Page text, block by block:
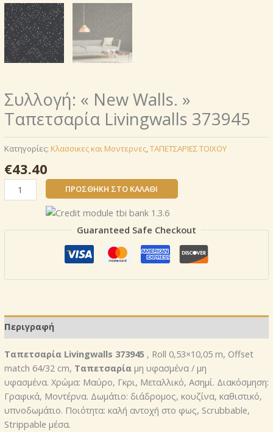
Συλλογή: « New Walls. »
Ταπετσαρία Livingwalls 373945
Κατηγορίες: Κλασσικες και Μοντερνες,ΤΑΠΕΤΣΑΡΙΕΣ ΤΟΙΧΟΥ
€43.40
Συλλογή:
«
Walls.
373945
ΠΡΟΣΘΉΚΗ ΣΤΟ ΚΑΛΆΘΙ
Guaranteed Safe Checkout
Περιγραφή
Ταπετσαρία Livingwalls 373945 , Roll 0,53×10,05 m, Offset
match 64/32 cm, Ταπετσαρία μη υφασμένα / μη
υφασμένα. Χρώμα: Μαύρο, Γκρι, Μεταλλικό, Ασημί. Διακόσμηση:
Γραφικά, Μοντέρνα. Δωμάτιο: διάδρομος, κουζίνα, καθιστικό,
υπνοδωμάτιο. Ποιότητα: καλή αντοχή στο φως, Scrubbable,
Strippable μέσα.